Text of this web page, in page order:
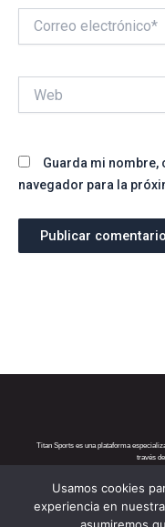
electrónico*
Guarda mi nombre,
navegador para la
Titan Sports es una plataforma
través
Teléfono: +52 1 55 6719 5282
Copyright©
Usamos cookies
experiencia en